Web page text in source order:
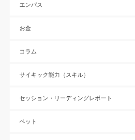
エンパス
お金
コラム
サイキック能力（スキル）
セッション・リーディングレポート
ペット